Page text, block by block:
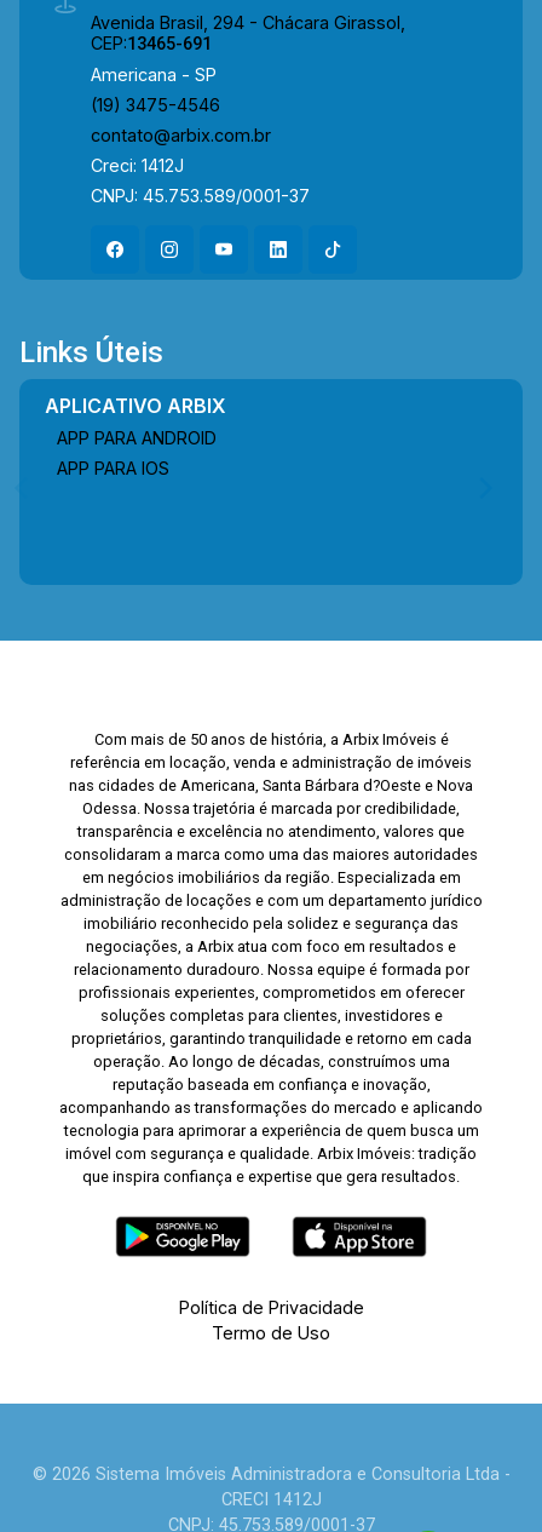
Avenida Brasil, 294 - Chácara Girassol,
CEP:13465-691
Americana - SP
(19) 3475-4546
contato@arbix.com.br
Creci: 1412J
CNPJ: 45.753.589/0001-37
Links Úteis
APLICATIVO ARBIX
APP PARA ANDROID
APP PARA IOS
Com mais de 50 anos de história, a Arbix Imóveis é
referência em locação, venda e administração de imóveis
nas cidades de Americana, Santa Bárbara d?Oeste e Nova
Odessa. Nossa trajetória é marcada por credibilidade,
transparência e excelência no atendimento, valores que
consolidaram a marca como uma das maiores autoridades
em negócios imobiliários da região. Especializada em
administração de locações e com um departamento jurídico
imobiliário reconhecido pela solidez e segurança das
negociações, a Arbix atua com foco em resultados e
relacionamento duradouro. Nossa equipe é formada por
profissionais experientes, comprometidos em oferecer
soluções completas para clientes, investidores e
proprietários, garantindo tranquilidade e retorno em cada
operação. Ao longo de décadas, construímos uma
reputação baseada em confiança e inovação,
acompanhando as transformações do mercado e aplicando
tecnologia para aprimorar a experiência de quem busca um
imóvel com segurança e qualidade. Arbix Imóveis: tradição
que inspira confiança e expertise que gera resultados.
Política de Privacidade
Termo de Uso
© 2026 Sistema Imóveis Administradora e Consultoria Ltda -
CRECI 1412J
CNPJ: 45.753.589/0001-37